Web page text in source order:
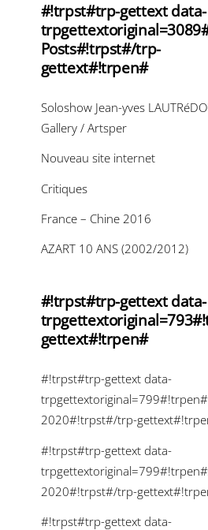
#!trpst#trp-gettext data-
Posts#!trpst#/trp-
gettext#!trpen#
Soloshow Jean-yves
Gallery / Artsper
Nouveau site internet
Critiques
France – Chine 2016
AZART 10 ANS (2002/2012)
#!trpst#trp-gettext data-
gettext#!trpen#
#!trpst#trp-gettext data-
2020#!trpst#/trp-
#!trpst#trp-gettext data-
2020#!trpst#/trp-
#!trpst#trp-gettext data-